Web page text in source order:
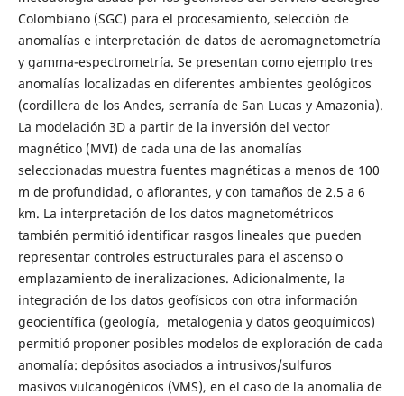
Colombiano (SGC) para el procesamiento, selección de
anomalías e interpretación de datos de aeromagnetometría
y gamma-espectrometría. Se presentan como ejemplo tres
anomalías localizadas en diferentes ambientes geológicos
(cordillera de los Andes, serranía de San Lucas y Amazonia).
La modelación 3D a partir de la inversión del vector
magnético (MVI) de cada una de las anomalías
seleccionadas muestra fuentes magnéticas a menos de 100
m de profundidad, o aflorantes, y con tamaños de 2.5 a 6
km. La interpretación de los datos magnetométricos
también permitió identificar rasgos lineales que pueden
representar controles estructurales para el ascenso o
emplazamiento de ineralizaciones. Adicionalmente, la
integración de los datos geofísicos con otra información
geocientífica (geología, metalogenia y datos geoquímicos)
permitió proponer posibles modelos de exploración de cada
anomalía: depósitos asociados a intrusivos/sulfuros
masivos vulcanogénicos (VMS), en el caso de la anomalía de